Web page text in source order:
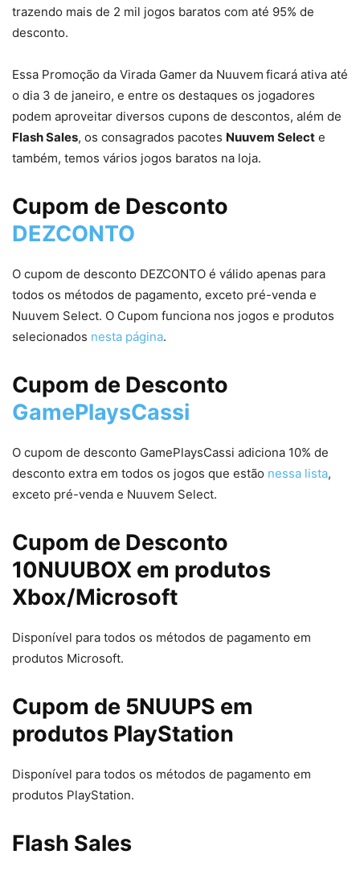
trazendo mais de 2 mil jogos baratos com até 95% de
desconto.
Essa Promoção da Virada Gamerda Nuuvem ficará ativa até
o dia 3 de janeiro, e entre os destaques os jogadores
podem aproveitar diversos cupons de descontos, além de
Flash Sales, os consagrados pacotes Nuuvem Select e
também, temos vários jogos baratos na loja.
Cupom de Desconto
DEZCONTO
O cupom de desconto DEZCONTO é válido apenas para
todos os métodos de pagamento, exceto pré-venda e
Nuuvem Select. O Cupom funciona nos jogos e produtos
selecionados nesta página.
Cupom de Desconto
GamePlaysCassi
O cupom de desconto GamePlaysCassi adiciona 10% de
desconto extra em todos os jogos que estão nessa lista,
exceto pré-venda e Nuuvem Select.
Cupom de Desconto
10NUUBOX em produtos
Xbox/Microsoft
Disponível para todos os métodos de pagamento em
produtos Microsoft.
Cupom de 5NUUPS em
produtos PlayStation
Disponível para todos os métodos de pagamento em
produtos PlayStation.
Flash Sales